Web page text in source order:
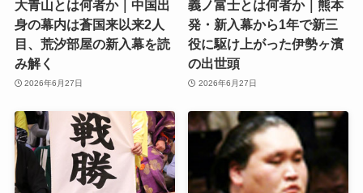
大青山とは何者か｜中国出
身の幕内は蒼国来以来2人
目、荒汐部屋の新入幕を読
み解く
2026年6月27日
義ノ富士とは何者か｜熊本
発・新入幕から1年で新三
役に駆け上がった伊勢ヶ濱
の出世頭
2026年6月27日